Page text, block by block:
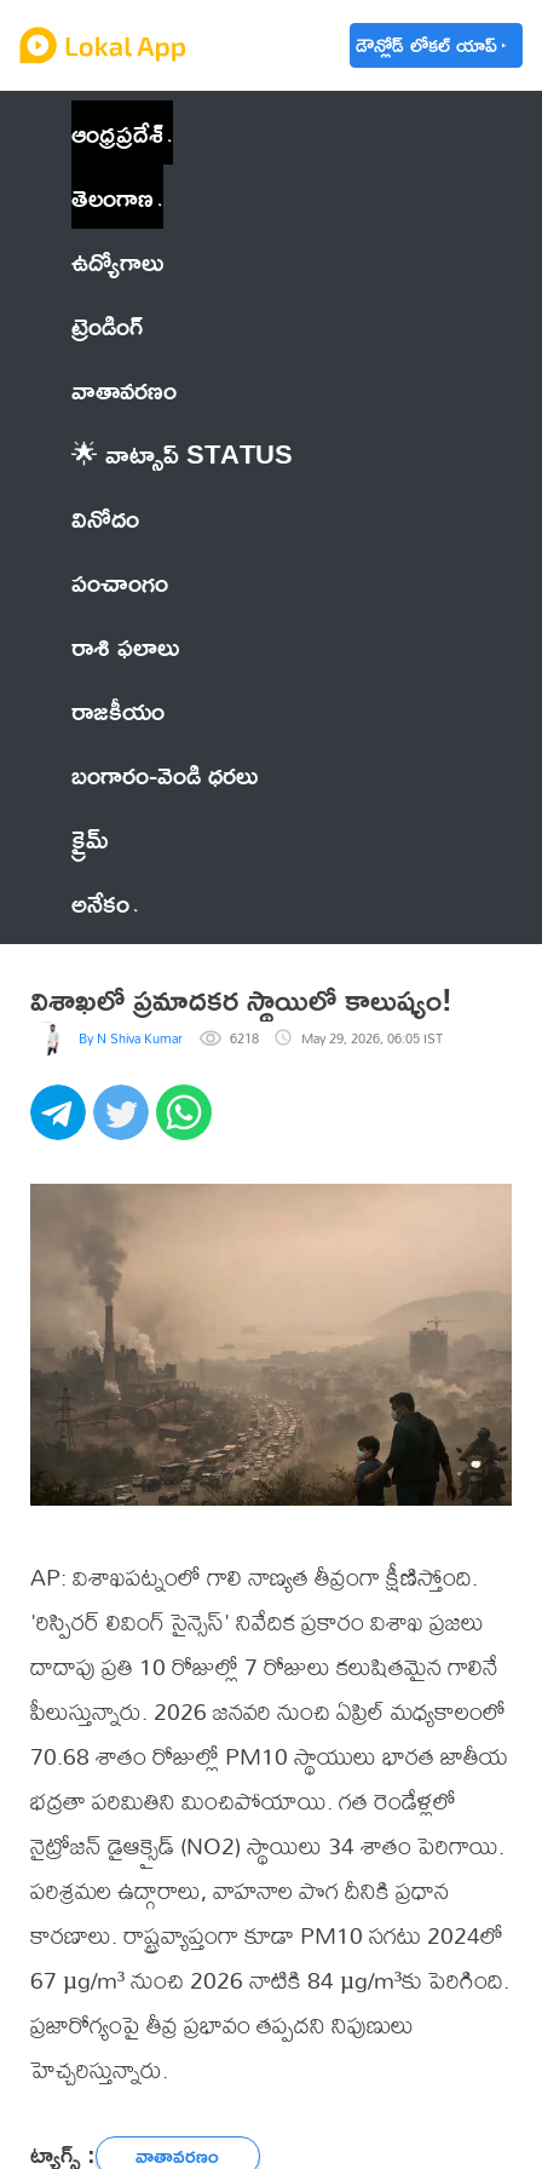
డౌన్లోడ్ లోకల్ యాప్
ఆంధ్రప్రదేశ్
తెలంగాణ
ఉద్యోగాలు
ట్రెండింగ్
వాతావరణం
🌟 వాట్సాప్ STATUS
వినోదం
పంచాంగం
రాశి ఫలాలు
రాజకీయం
బంగారం-వెండి ధరలు
క్రైమ్
అనేకం
విశాఖలో ప్రమాదకర స్థాయిలో కాలుష్యం!
By N Shiva Kumar 6218 May 29, 2026, 06:05 IST
AP: విశాఖపట్నంలో గాలి నాణ్యత తీవ్రంగా క్షీణిస్తోంది.
'రిస్పిరర్ లివింగ్ సైన్సెస్' నివేదిక ప్రకారం విశాఖ ప్రజలు
దాదాపు ప్రతి 10 రోజుల్లో 7 రోజులు కలుషితమైన గాలినే
పీలుస్తున్నారు. 2026 జనవరి నుంచి ఏప్రిల్ మధ్యకాలంలో
70.68 శాతం రోజుల్లో PM10 స్థాయులు భారత జాతీయ
భద్రతా పరిమితిని మించిపోయాయి. గత రెండేళ్లలో
నైట్రోజన్ డైఆక్సైడ్ (NO2) స్థాయిలు 34 శాతం పెరిగాయి.
పరిశ్రమల ఉద్గారాలు, వాహనాల పొగ దీనికి ప్రధాన
కారణాలు. రాష్ట్రవ్యాప్తంగా కూడా PM10 సగటు 2024లో
67 µg/m³ నుంచి 2026 నాటికి 84 µg/m³కు పెరిగింది.
ప్రజారోగ్యంపై తీవ్ర ప్రభావం తప్పదని నిపుణులు
హెచ్చరిస్తున్నారు.
ట్యాగ్స్ : వాతావరణం